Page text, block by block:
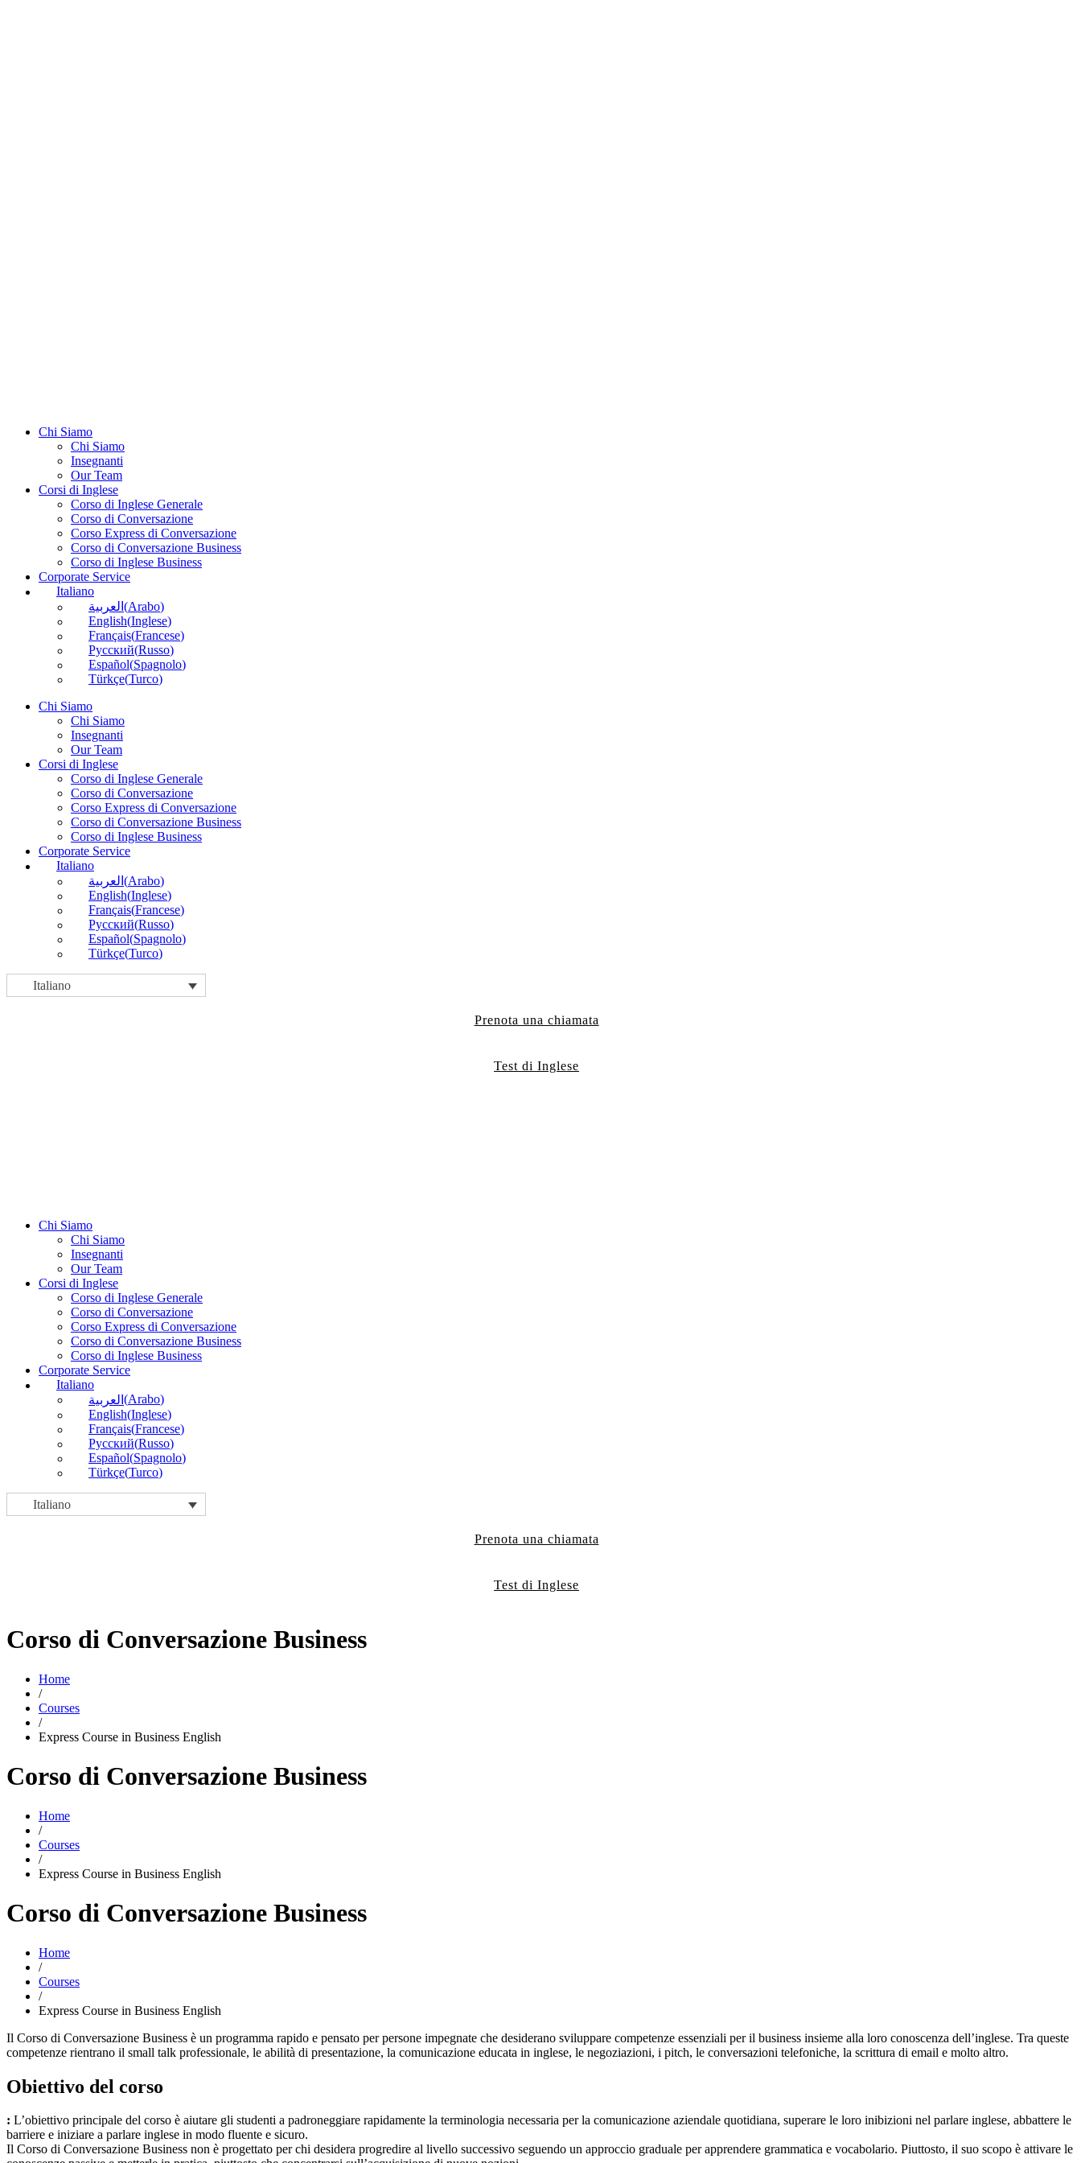
Chi Siamo
Chi Siamo
Insegnanti
Our Team
Corsi di Inglese
Corso di Inglese Generale
Corso di Conversazione
Corso Express di Conversazione
Corso di Conversazione Business
Corso di Inglese Business
Corporate Service
Italiano
العربية (Arabo)
English(Inglese)
Français(Francese)
Русский(Russo)
Español(Spagnolo)
Türkçe(Turco)
Chi Siamo
Chi Siamo
Insegnanti
Our Team
Corsi di Inglese
Corso di Inglese Generale
Corso di Conversazione
Corso Express di Conversazione
Corso di Conversazione Business
Corso di Inglese Business
Corporate Service
Italiano
العربية (Arabo)
English(Inglese)
Français(Francese)
Русский(Russo)
Español(Spagnolo)
Türkçe(Turco)
Italiano
Prenota una chiamata
Test di Inglese
Chi Siamo
Chi Siamo
Insegnanti
Our Team
Corsi di Inglese
Corso di Inglese Generale
Corso di Conversazione
Corso Express di Conversazione
Corso di Conversazione Business
Corso di Inglese Business
Corporate Service
Italiano
العربية (Arabo)
English(Inglese)
Français(Francese)
Русский(Russo)
Español(Spagnolo)
Türkçe(Turco)
Italiano
Prenota una chiamata
Test di Inglese
Corso di Conversazione Business
Home
/
Courses
/
Express Course in Business English
Corso di Conversazione Business
Home
/
Courses
/
Express Course in Business English
Corso di Conversazione Business
Home
/
Courses
/
Express Course in Business English
Il Corso di Conversazione Business è un programma rapido e pensato per persone impegnate che desiderano sviluppare competenze essenziali per il business insieme alla loro conoscenza dell’inglese. Tra queste
competenze rientrano il small talk professionale, le abilità di presentazione, la comunicazione educata in inglese, le negoziazioni, i pitch, le conversazioni telefoniche, la scrittura di email e molto altro.
Obiettivo del corso
: L’obiettivo principale del corso è aiutare gli studenti a padroneggiare rapidamente la terminologia necessaria per la comunicazione aziendale quotidiana, superare le loro inibizioni nel parlare inglese, abbattere le
barriere e iniziare a parlare inglese in modo fluente e sicuro.
Il Corso di Conversazione Business non è progettato per chi desidera progredire al livello successivo seguendo un approccio graduale per apprendere grammatica e vocabolario. Piuttosto, il suo scopo è attivare le